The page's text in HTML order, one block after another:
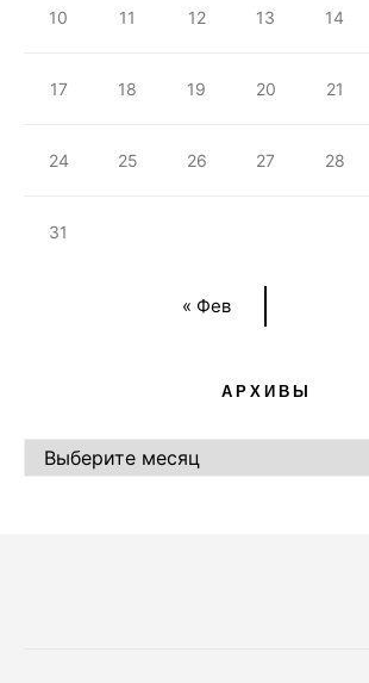
« Фев
10 11 12 13 14
17 18 19 20 21
24 25 26 27 28
31
АРХИВЫ